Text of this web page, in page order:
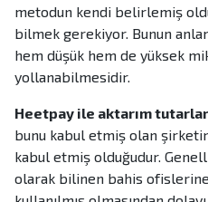
metodun kendi belirlemiş
bilmek gerekiyor. Bunun
hem düşük hem de yüksek
yollanabilmesidir.
Heetpay ile aktarım
bunu kabul etmiş olan
kabul etmiş olduğudur.
olarak bilinen bahis